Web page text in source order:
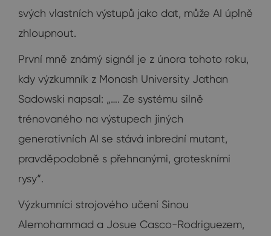
svých vlastních výstupů jako dat, může AI úplně
zhloupnout.
První mně známý signál je z února tohoto roku,
kdy výzkumník z Monash University Jathan
Sadowski napsal: „…. Ze systému silně
trénovaného na výstupech jiných
generativních AI se stává inbrední mutant,
pravděpodobně s přehnanými, groteskními
rysy“.
Výzkumníci strojového učení Sinou
Alemohammad a Josue Casco-Rodriguezem,